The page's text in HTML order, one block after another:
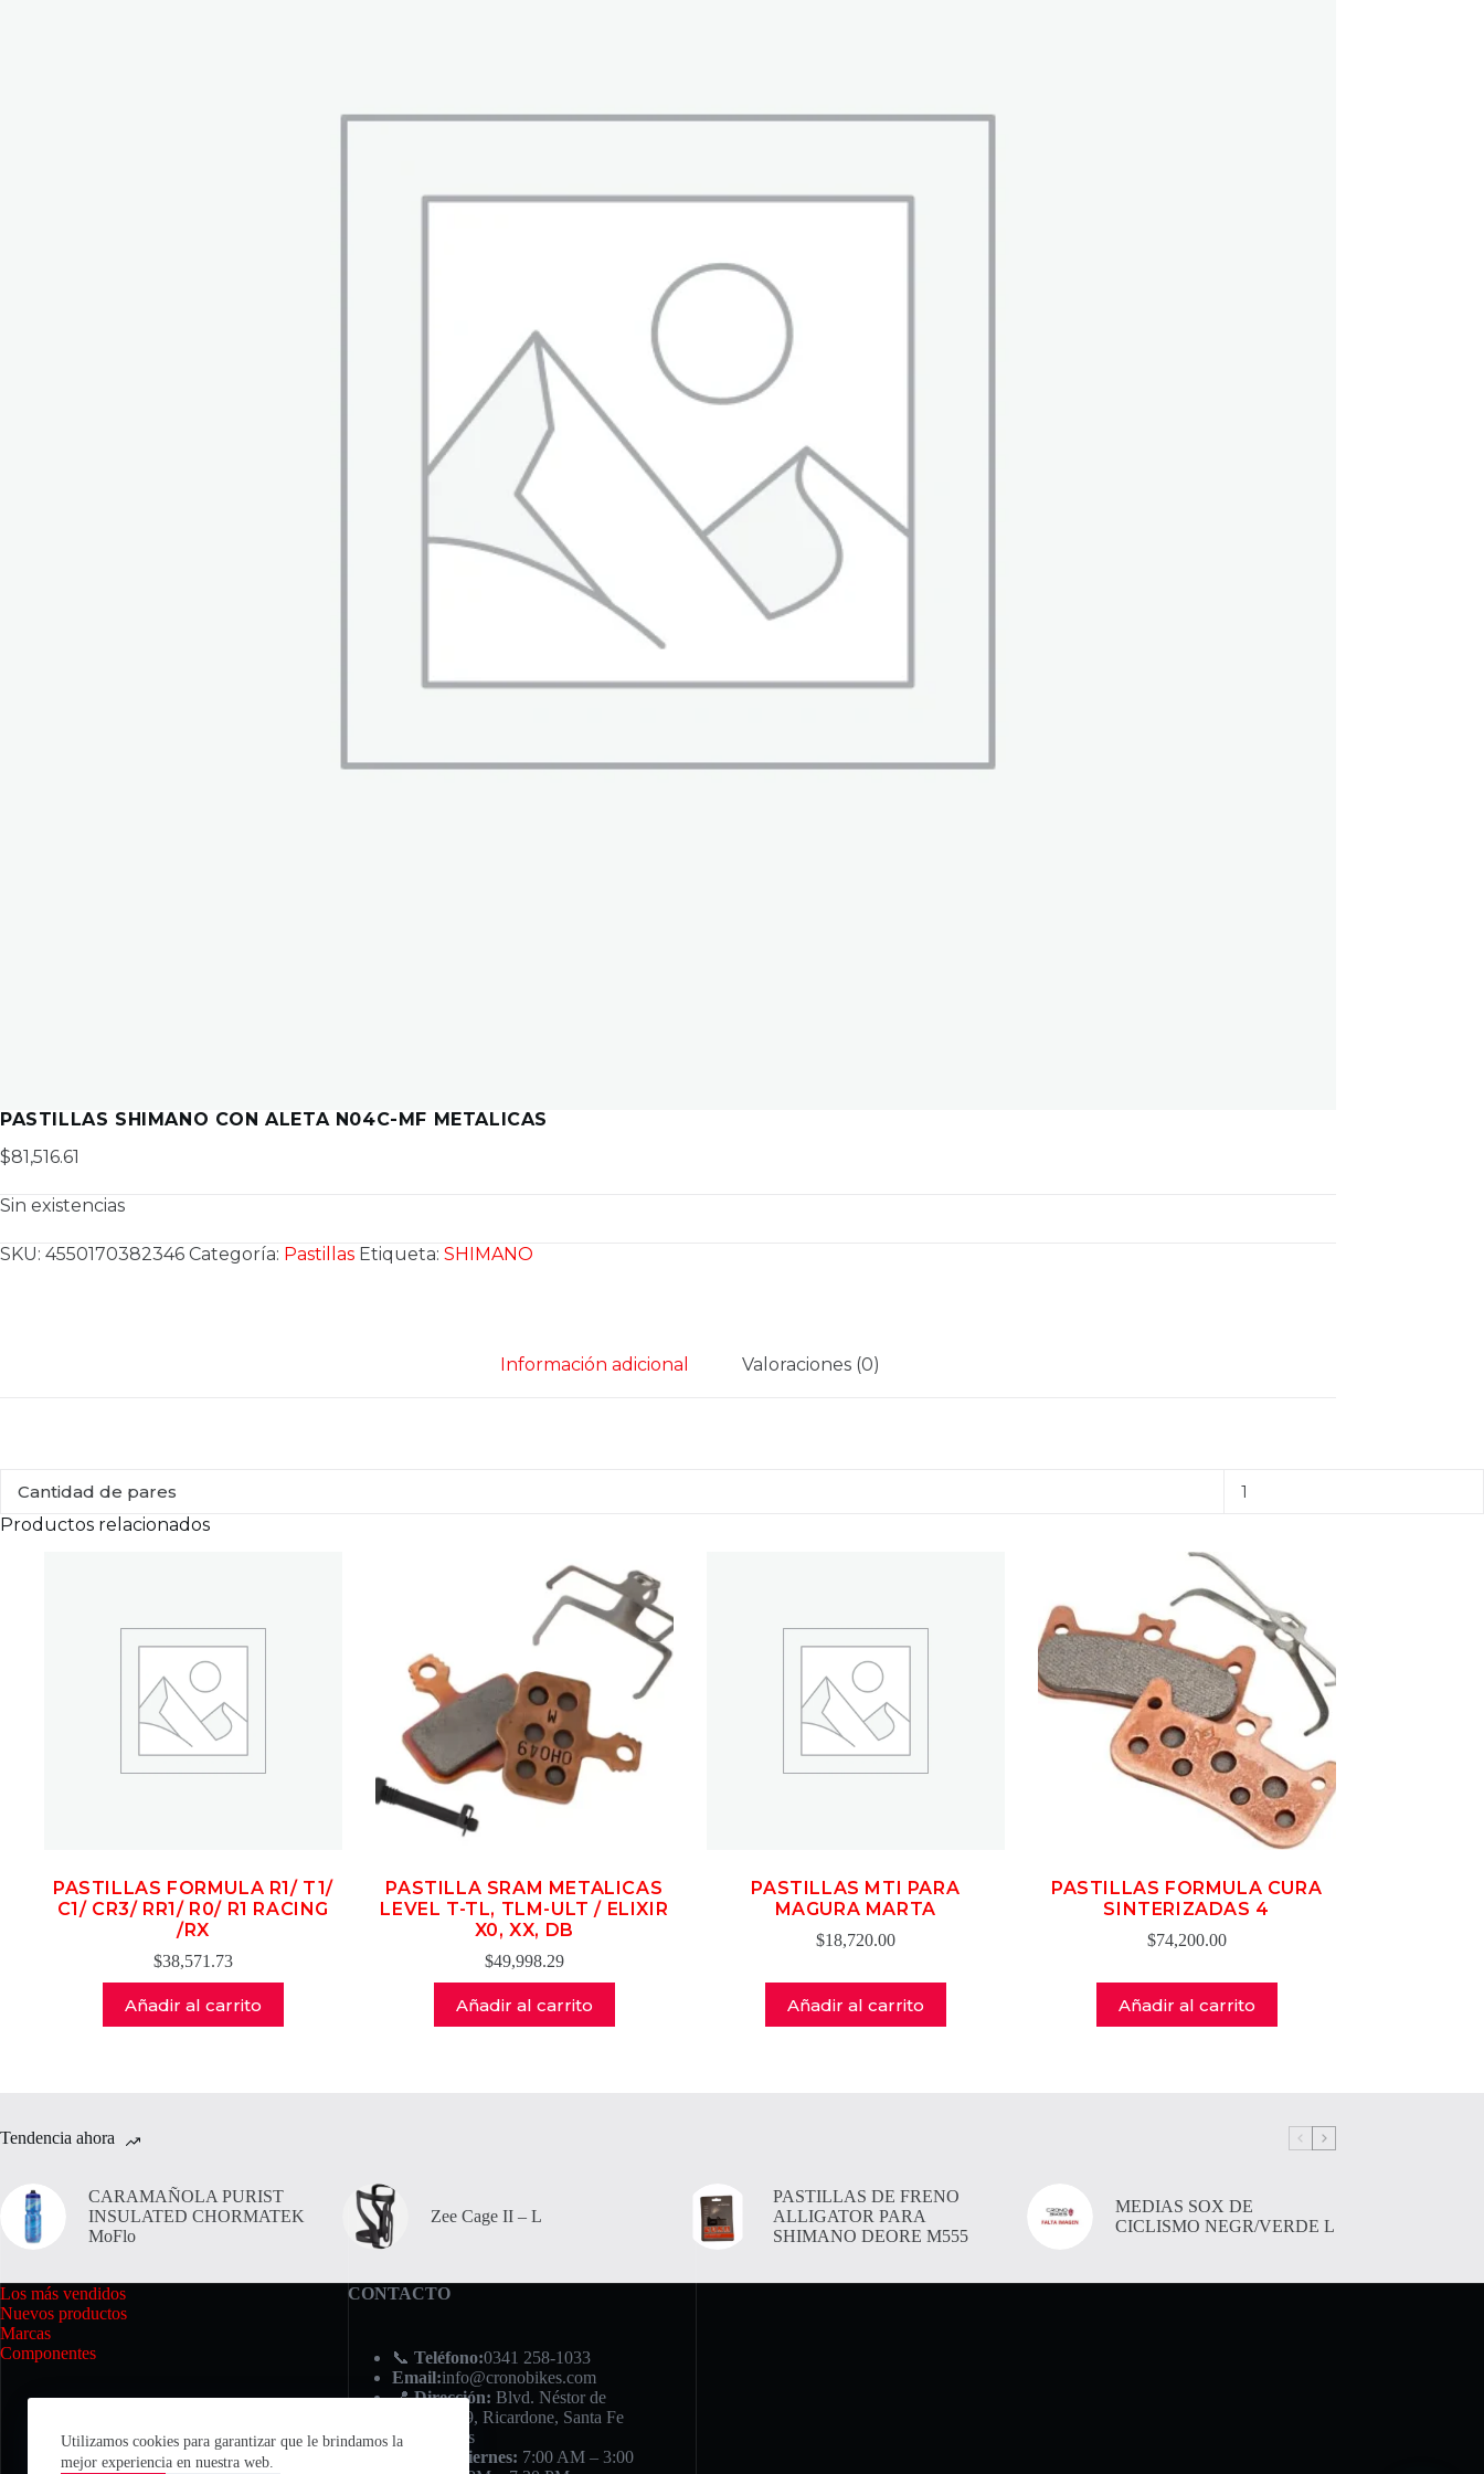
Utilizamos cookies para garantizar que le brindamos la
mejor experiencia en nuestra web.
PASTILLAS SHIMANO CON ALETA N04C-MF METALICAS
$81,516.61
Sin existencias
SKU: 4550170382346 Categoría: Pastillas Etiqueta: SHIMANO
Información adicional Valoraciones (0)
Cantidad de pares
1
Productos relacionados
PASTILLAS FORMULA R1/ T1/
C1/ CR3/ RR1/ R0/ R1 RACING
/RX
$38,571.73
Añadir al carrito
PASTILLA SRAM METALICAS
LEVEL T-TL, TLM-ULT / ELIXIR
X0, XX, DB
$49,998.29
Añadir al carrito
PASTILLAS MTI PARA
MAGURA MARTA
$18,720.00
Añadir al carrito
PASTILLAS FORMULA CURA
SINTERIZADAS 4
$74,200.00
Añadir al carrito
Tendencia ahora
CARAMAÑOLA PURIST
INSULATED CHORMATEK
MoFlo
Zee Cage II – L
PASTILLAS DE FRENO
ALLIGATOR PARA
SHIMANO DEORE M555
MEDIAS SOX DE
CICLISMO NEGR/VERDE L
Los más vendidos
Nuevos productos
Marcas
Componentes
CONTACTO
📞 Teléfono:0341 258-1033
Email:info@cronobikes.com
📍Dirección: Blvd. Néstor de
Iriondo 749, Ricardone, Santa Fe
⏰ Horarios
Lunes a Viernes: 7:00 AM – 3:00